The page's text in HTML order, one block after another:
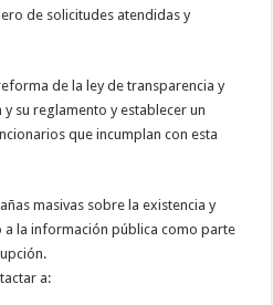
de solicitudes atendidas y
de la ley de transparencia y
su reglamento y establecer un
que incumplan con esta
masivas sobre la existencia y
a la información pública como parte
a: